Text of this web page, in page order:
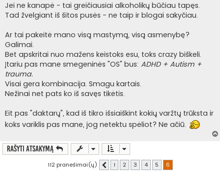
t
i
n
Jei ne kanapė - tai greičiausiai alkoholikų būčiau tapęs.
Tad žvelgiant iš šitos pusės - ne taip ir blogai sakyčiau.
Ar tai pakeitė mano visą mastymą, visą asmenybę?
Galimai.
Bet apskritai nuo mažens keistoks esu, toks crazy biškeli.
Įtariu pas mane smegeninės "OS" bus: ADHD + Autism +
trauma.
Visai gera kombinacija. Smagu kartais.
Nežinai net pats ko iš savęs tikėtis.
Eit pas "daktarų", kad iš tikro išsiaiškint kokių varžtų trūksta ir
koks variklis pas mane, jog netektu spėliot? Ne ačiū.
Rašyti atsakymą
112 pranešimai(ų) Ankstesnis
1 2 3 4 5 6